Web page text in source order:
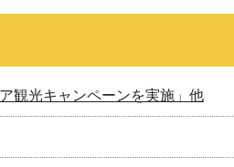
観光キャンペーンを実施」他